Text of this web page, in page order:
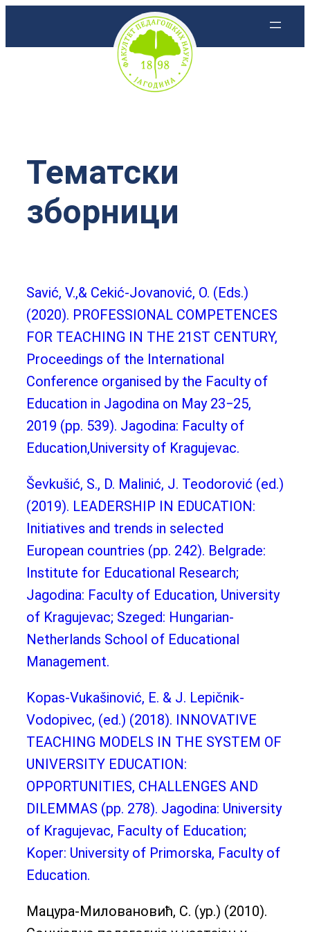
Тематски
зборници
Savić, V.,& Cekić-Jovanović, O. (Eds.)
(2020). PROFESSIONAL COMPETENCES
FOR TEACHING IN THE 21ST CENTURY,
Proceedings of the International
Conference organised by the Faculty of
Education in Jagodina on May 23−25,
2019 (pp. 539). Jagodina: Faculty of
Education,University of Kragujevac.
Ševkušić, S., D. Malinić, J. Teodorović (ed.)
(2019). LEADERSHIP IN EDUCATION:
Initiatives and trends in selected
European countries (pp. 242). Belgrade:
Institute for Educational Research;
Jagodina: Faculty of Education, University
of Kragujevac; Szeged: Hungarian-
Netherlands School of Educational
Management.
Kopas-Vukašinović, E. & J. Lepičnik-
Vodopivec, (ed.) (2018). INNOVATIVE
TEACHING MODELS IN THE SYSTEM OF
UNIVERSITY EDUCATION:
OPPORTUNITIES, CHALLENGES AND
DILEMMAS (pp. 278). Jagodina: University
of Kragujevac, Faculty of Education;
Koper: University of Primorska, Faculty of
Education.
Мацура-Миловановић, С. (ур.) (2010).